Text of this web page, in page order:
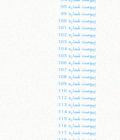
پيوست شماره 95:
پيوست شماره 99:
پيوست شماره 100:
پيوست شماره 101:
پيوست شماره 102:
پيوست شماره 103:
پيوست شماره 104:
پيوست شماره 105:
پيوست شماره 106:
پيوست شماره 107:
پيوست شماره 108:
پيوست شماره 109:
پيوست شماره 110:
پيوست شماره 112:
پيوست شماره 113:
پيوست شماره 114:
پيوست شماره 115:
پيوست شماره 116:
پيوست شماره 117: